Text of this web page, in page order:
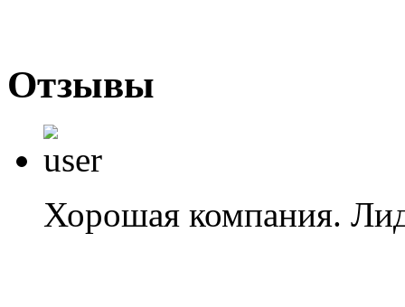
Отзывы
Хорошая компания.